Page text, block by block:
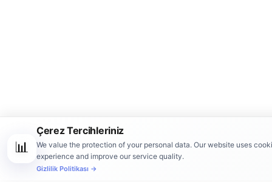
📊
Çerez Tercihleriniz
We value the protection of your personal data. Our website uses
experience and improve our service quality.
Gizlilik Politikası →